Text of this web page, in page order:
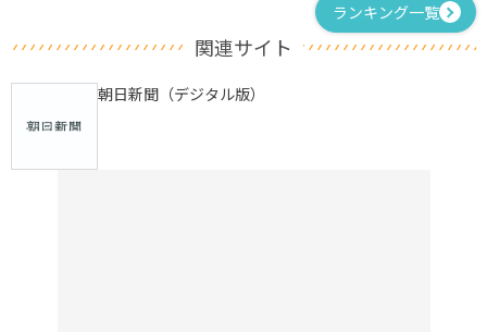
ランキング一覧
関連サイト
朝日新聞（デジタル版）